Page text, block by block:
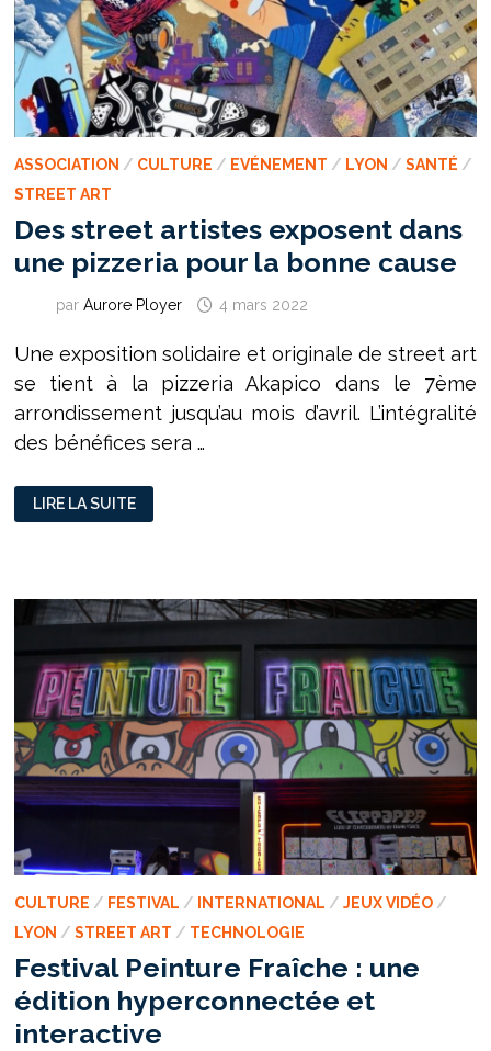
ASSOCIATION / CULTURE / EVÉNEMENT / LYON / SANTÉ /
STREET ART
Des street artistes exposent dans
une pizzeria pour la bonne cause
par Aurore Ployer 4 mars 2022
Une exposition solidaire et originale de street art
se tient à la pizzeria Akapico dans le 7ème
arrondissement jusqu’au mois d’avril. L’intégralité
des bénéfices sera …
DES
STREET
ARTISTES
POUR
LA
LIRE LA SUITE
CULTURE / FESTIVAL / INTERNATIONAL / JEUX VIDÉO/
LYON / STREET ART / TECHNOLOGIE
Festival Peinture Fraîche : une
édition hyperconnectée et
interactive